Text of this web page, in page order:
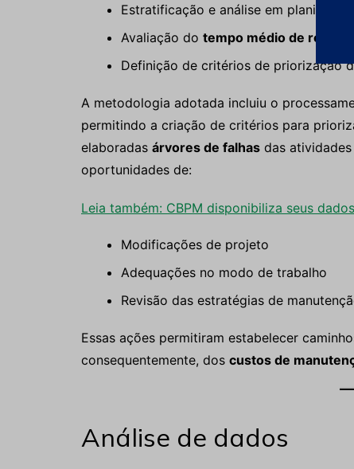
Estratificação e análise em planilhas
Avaliação do tempo médio de reparo
Definição de critérios de priorização
A metodologia adotada incluiu o
permitindo a criação de critérios para
elaboradas árvores de falhas das
oportunidades de:
Leia também: CBPM disponibiliza seus
Modificações de projeto
Adequações no modo de trabalho
Revisão das estratégias de
Essas ações permitiram estabelecer
consequentemente, dos custos de
Análise de dados